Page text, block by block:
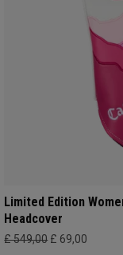
Limited Edition
Headcover
£ 549,00 £ 69,00